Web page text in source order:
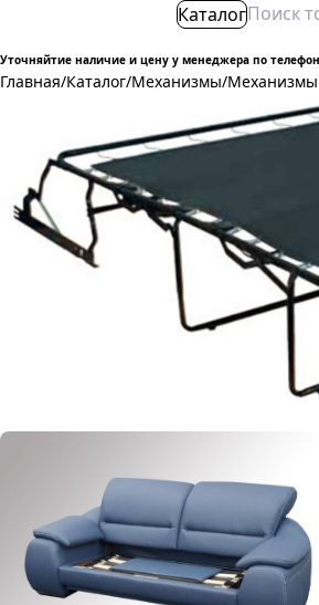
Каталог
Уточняйтие наличие и цену у менеджера по
Главная/Каталог/Механизмы/Механизмы